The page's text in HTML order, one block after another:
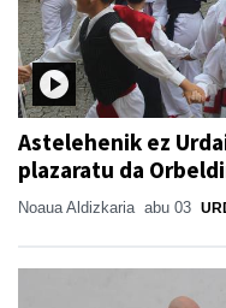
Astelehenik ez
plazaratu da
Noaua Aldizkaria abu 03